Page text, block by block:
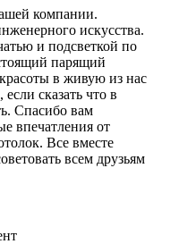
компании.
искусства.
и подсветкой по
парящий
в живую из нас
сказать что в
Спасибо вам
впечатления от
Все вместе
всем друзьям